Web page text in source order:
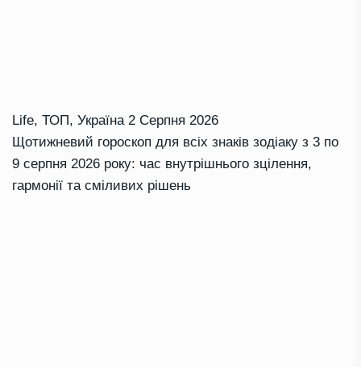
Life, ТОП, Україна 2 Серпня 2026
Щотижневий гороскоп для всіх знаків зодіаку з 3 по
9 серпня 2026 року: час внутрішнього зцілення,
гармонії та сміливих рішень